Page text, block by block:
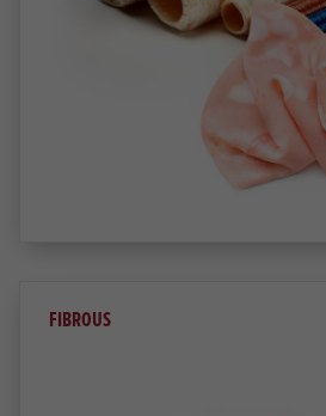
FIBROUS